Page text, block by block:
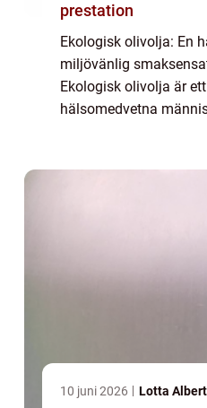
prestation
Ekologisk olivolja: En
miljövänlig
Ekologisk olivolja är
hälsomedvetna
10 juni 2026 Lotta